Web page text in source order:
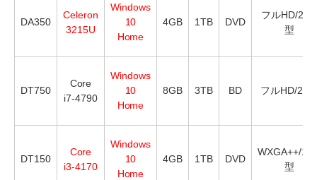
DA350
Celeron
3215U
Windows
10
Home
4GB 1TB DVD
フルHD/21.5
型
DT750
Core
i7-4790
Windows
10
Home
8GB 3TB BD フルHD/23
DT150
Core
i3-4170
Windows
10
Home
4GB 1TB DVD
WXGA++/
型